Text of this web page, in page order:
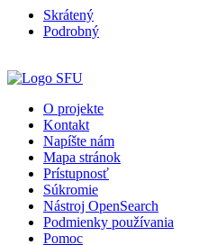
Skrátený
Podrobný
O projekte
Kontakt
Napíšte nám
Mapa stránok
Prístupnosť
Súkromie
Nástroj OpenSearch
Podmienky používania
Pomoc